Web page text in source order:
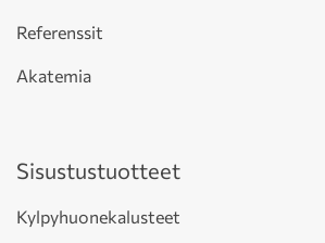
Referenssit
Akatemia
Sisustustuotteet
Kylpyhuonekalusteet